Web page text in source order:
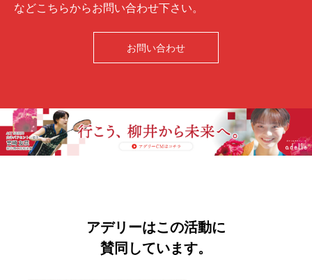
などこちらからお問い合わせ下さい。
お問い合わせ
アデリーはこの活動に
賛同しています。